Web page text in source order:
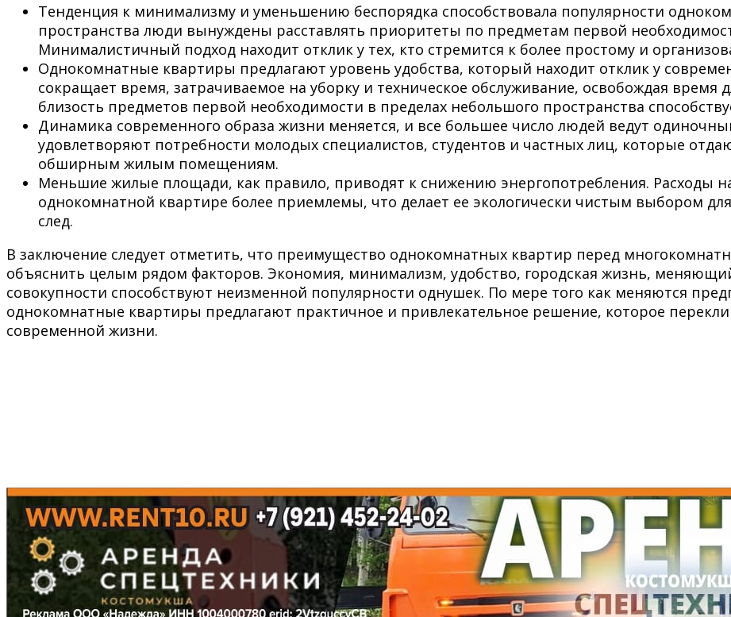
Тенденция к минимализму и уменьшению беспорядка способствовала популярности
пространства люди вынуждены расставлять приоритеты по предметам первой
Минималистичный подход находит отклик у тех, кто стремится к более простому и
Однокомнатные квартиры предлагают уровень удобства, который находит отклик у
сокращает время, затрачиваемое на уборку и техническое обслуживание, освобождая время
близость предметов первой необходимости в пределах небольшого пространства
Динамика современного образа жизни меняется, и все большее число людей ведут
удовлетворяют потребности молодых специалистов, студентов и частных лиц, которые
обширным жилым помещениям.
Меньшие жилые площади, как правило, приводят к снижению энергопотребления. Расходы
однокомнатной квартире более приемлемы, что делает ее экологически чистым выбором
след.
В заключение следует отметить, что преимущество однокомнатных квартир перед
объяснить целым рядом факторов. Экономия, минимализм, удобство, городская жизнь,
совокупности способствуют неизменной популярности однушек. По мере того как меняются
однокомнатные квартиры предлагают практичное и привлекательное решение, которое
современной жизни.